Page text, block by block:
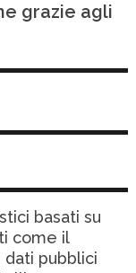
grazie agli
basati su
come il
dati pubblici